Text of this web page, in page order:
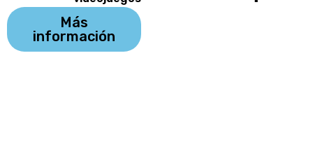
Más
información